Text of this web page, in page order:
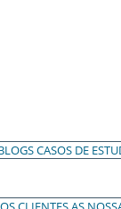
CASOS DE